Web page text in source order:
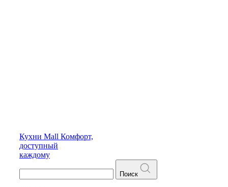
Кухни Mall Комфорт,
доступный
каждому
Поиск